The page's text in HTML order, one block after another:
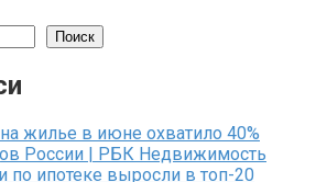
Поиск
жилье в июне охватило 40%
России | РБК Недвижимость
по ипотеке выросли в топ-20